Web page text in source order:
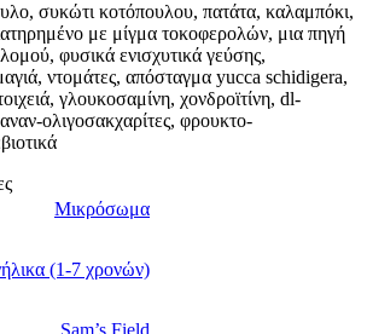
συκώτι κοτόπουλου, πατάτα, καλαμπόκι,
με μίγμα τοκοφερολών, μια πηγή
φυσικά ενισχυτικά γεύσης,
ντομάτες, απόσταγμα yucca schidigera,
γλουκοσαμίνη, χονδροϊτίνη, dl-
ολιγοσακχαρίτες, φρουκτο-
Μικρόσωμα
(1-7 χρονών)